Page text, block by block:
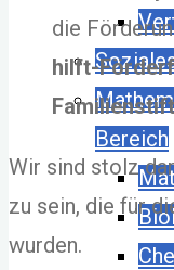
Bereich
die
hilft-
Wir sind stolz
zu sein, die für
wurden.